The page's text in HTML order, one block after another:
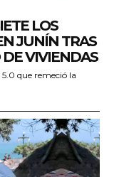
LOS
JUNÍN TRAS
DE VIVIENDAS
que remeció la